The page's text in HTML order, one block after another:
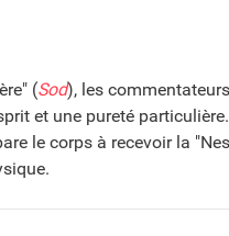
(Sod), les
et une pureté
le corps à recevoir la